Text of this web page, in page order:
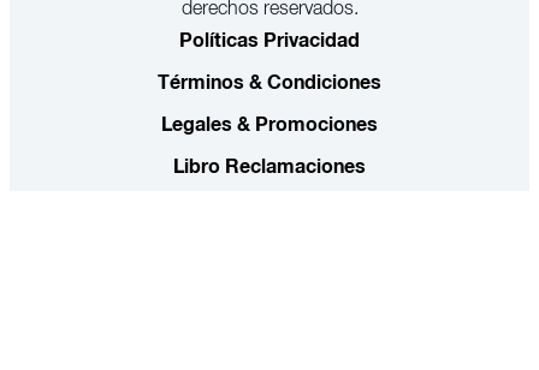
derechos reservados.
Políticas Privacidad
Términos & Condiciones
Legales & Promociones
Libro Reclamaciones